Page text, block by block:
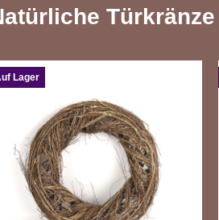
Türkränze
Lager